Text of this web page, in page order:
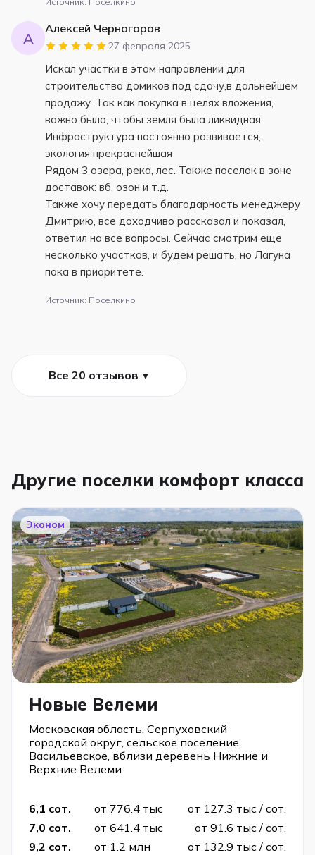
А
Алексей Черногоров
27 февраля 2025
Искал участки в этом направлении для
строительства домиков под сдачу,в дальнейшем
продажу. Так как покупка в целях вложения,
важно было, чтобы земля была ликвидная.
Инфраструктура постоянно развивается,
экология прекраснейшая
Рядом 3 озера, река, лес. Также поселок в зоне
доставок: вб, озон и т.д.
Также хочу передать благодарность менеджеру
Дмитрию, все доходчиво рассказал и показал,
ответил на все вопросы. Сейчас смотрим еще
несколько участков, и будем решать, но Лагуна
пока в приоритете.
Источник: Поселкино
Все 20 отзывов ▼
Другие поселки комфорт класса
Эконом
Новые Велеми
Московская область, Серпуховский
городской округ, сельское поселение
Васильевское, вблизи деревень Нижние и
Верхние Велеми
6,1 сот. от 776.4 тыс
от 127.3 тыс / сот.
7,0 сот.
от 641.4 тыс
от 91.6 тыс / сот.
9,2 сот.
от 1.2 млн
от 132.9 тыс / сот.